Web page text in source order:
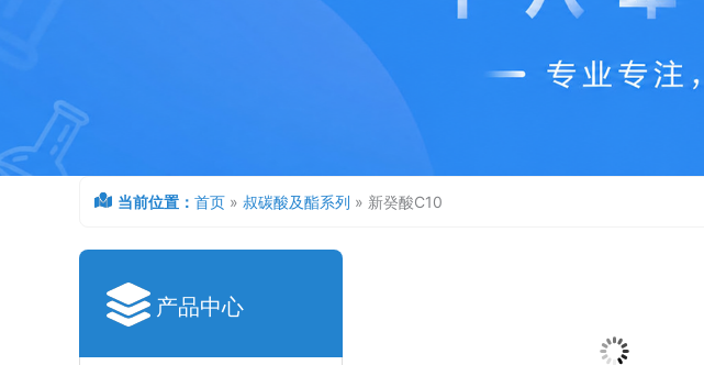
当前位置： 首页 » 叔碳酸及酯系列 » 新癸酸C10
产品中心